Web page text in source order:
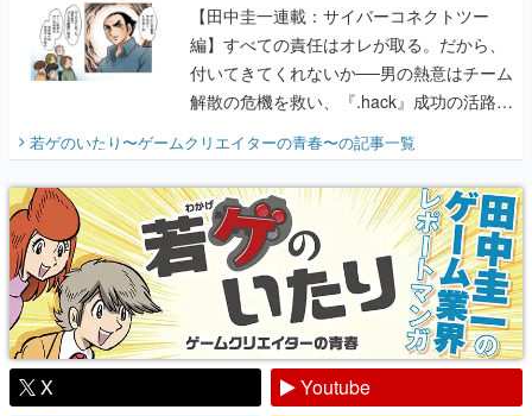
【田中圭一連載：サイバーコネクトツー
編】すべての責任はオレが取る。だから、
付いてきてくれないか──男の熱意はチーム
解散の危機を救い、『.hack』成功の活路を
開く。業界の快男児・松山 洋に流れる血は
『少年ジャンプ』色だった【若ゲのいた
り】
若ゲのいたり〜ゲームクリエイターの青春〜の記事一覧
X
Youtube